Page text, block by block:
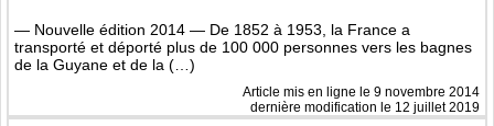
— Nouvelle édition 2014 — De 1852 à 1953, la France a
transporté et déporté plus de 100 000 personnes vers les bagnes
de la Guyane et de la (…)
Article mis en ligne le 9 novembre 2014
dernière modification le 12 juillet 2019